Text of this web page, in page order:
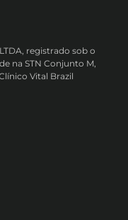
registrado sob o
na STN Conjunto M,
Vital Brazil